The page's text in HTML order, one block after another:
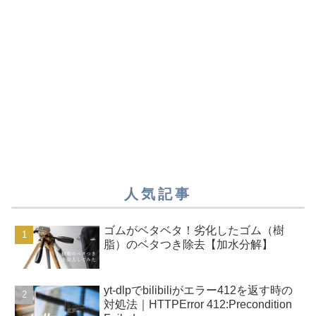
人気記事
ゴムがベタベタ！劣化したゴム（樹
脂）のベタつき除去【加水分解】
yt-dlpでbilibiliがエラー412を返す時の
対処法｜HTTPError 412:Precondition